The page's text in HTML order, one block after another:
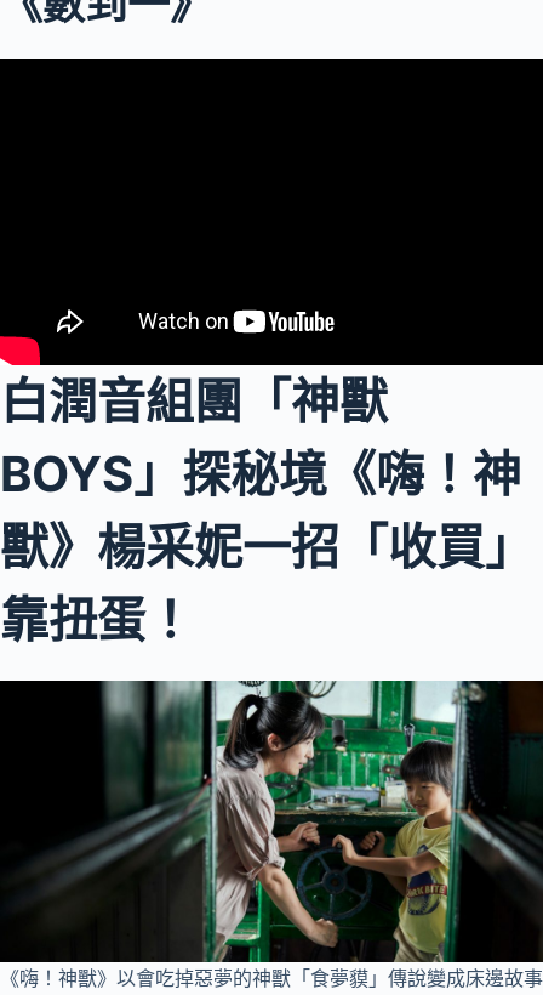
白潤音組團「神獸
BOYS」探秘境《嗨！神
獸》楊采妮一招「收買」
靠扭蛋！
《嗨！神獸》以會吃掉惡夢的神獸「食夢貘」傳說變成床邊故事